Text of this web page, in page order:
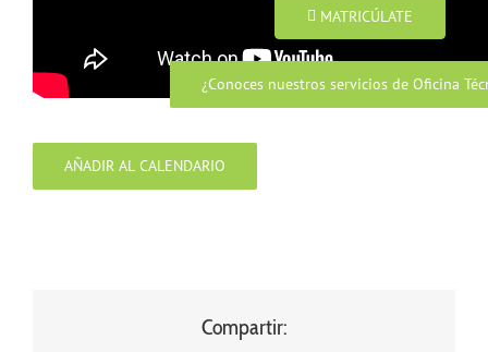
MATRICÚLATE
¿Conoces nuestros servicios de Oficina
AÑADIR AL CALENDARIO
Compartir: